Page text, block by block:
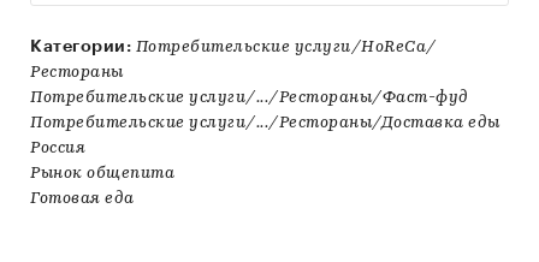
Категории: Потребительские услуги/HoReCa/
Рестораны
Потребительские услуги/.../Рестораны/Фаст-фуд
Потребительские услуги/.../Рестораны/Доставка еды
Россия
Рынок общепита
Готовая еда